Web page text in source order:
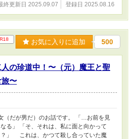
終更新日 2025.09.07 登録日 2025.08.16
R18 お気に入りに追加 500
人の珍道中！〜（元）魔王と聖
〜
だが男だ）のお話です。 「…お前を見
る」 「そ、それは、私に面と向かって
」 これは、かつて殺し合っていた魔